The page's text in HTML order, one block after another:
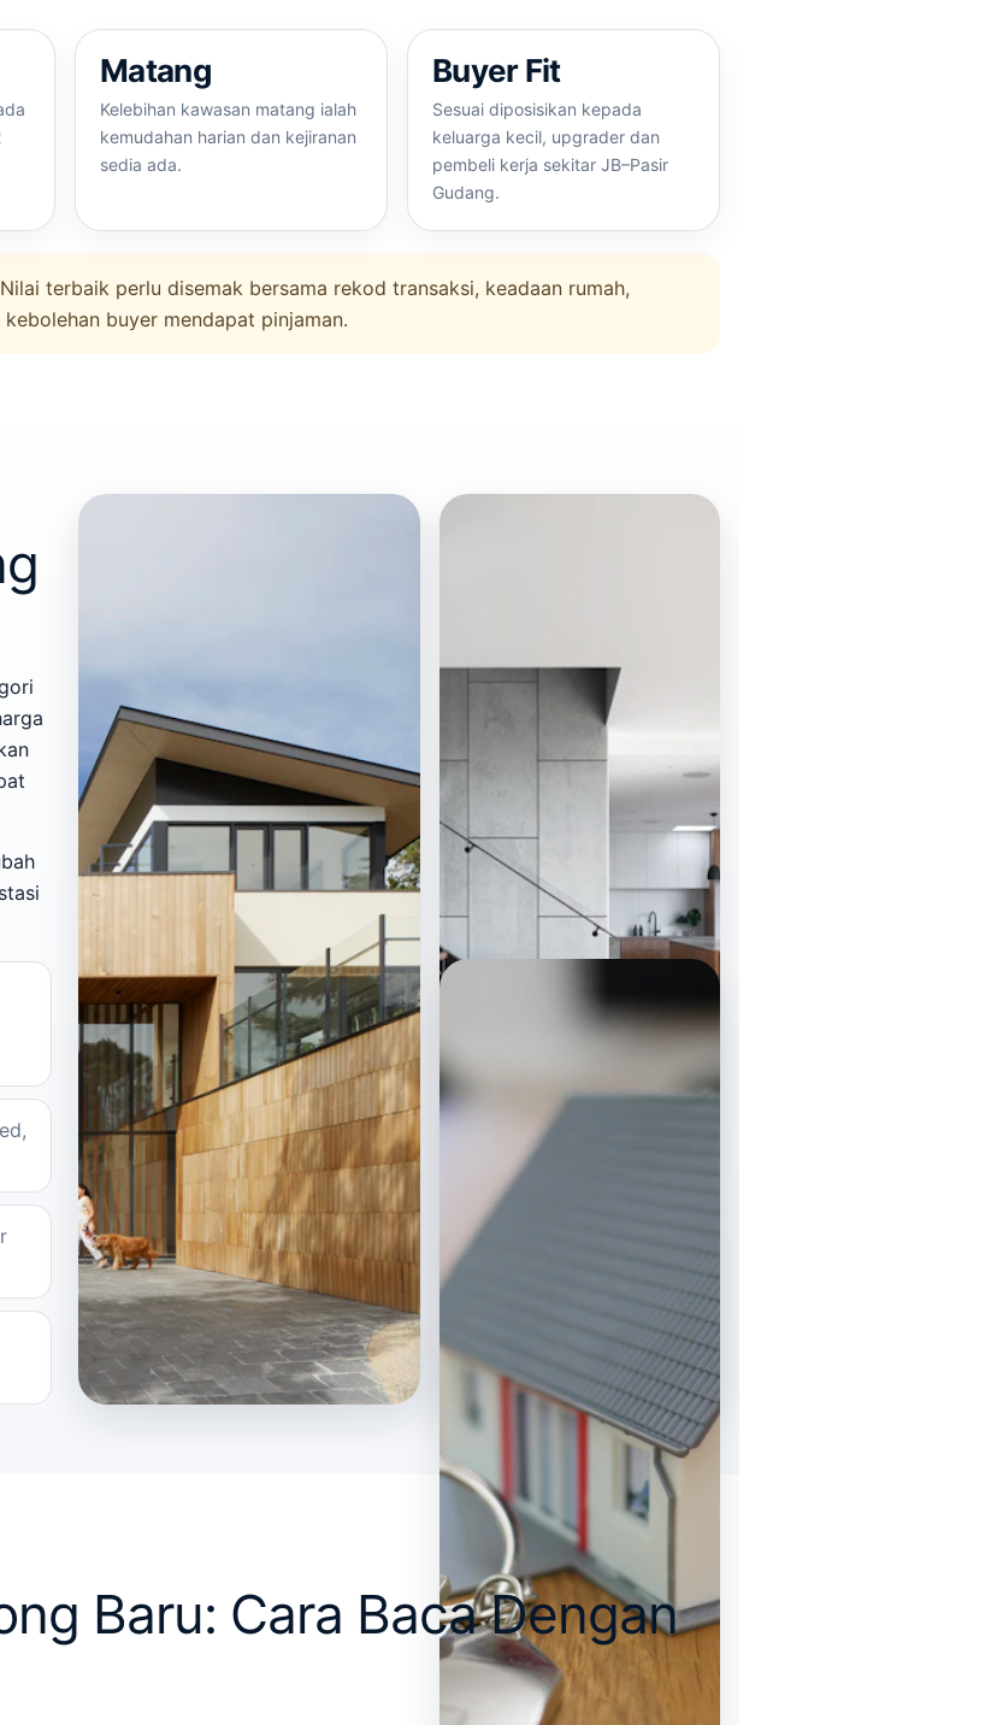
Matang
Kelebihan kawasan matang ialah
kemudahan harian dan kejiranan
sedia ada.
Buyer Fit
Sesuai diposisikan kepada
keluarga kecil, upgrader dan
pembeli kerja sekitar JB–Pasir
Gudang.
terbaik perlu disemak bersama rekod transaksi, keadaan rumah,
buyer mendapat pinjaman.
Baru: Cara Baca Dengan